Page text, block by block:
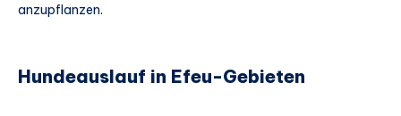
anzupflanzen.
Hundeauslauf in Efeu-Gebieten